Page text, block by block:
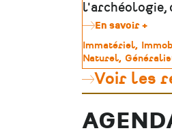
l'archéologie,
En savoir +
sa
dans
une
Type
de
patrimoine
Immatériel
Naturel
Voir les